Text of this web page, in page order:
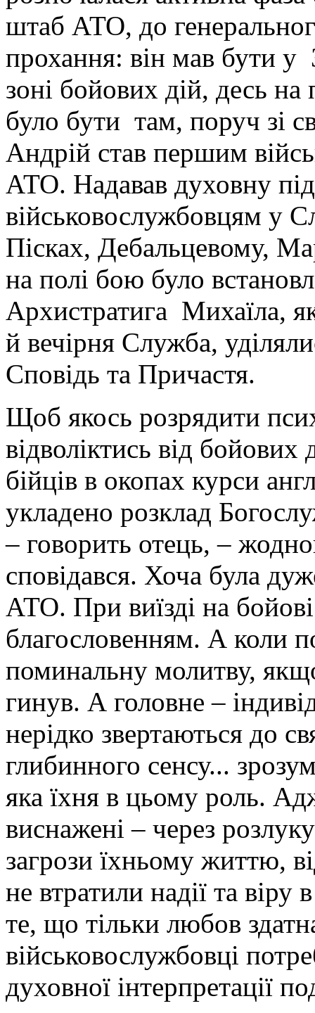
штаб АТО, до
прохання: він мав бути
зоні бойових дій, десь
було бути там, поруч зі
Андрій став першим
АТО. Надавав духовну
військовослужбовцям у
Пісках, Дебальцевому,
на полі бою було
Архистратига Михаїла,
й вечірня Служба,
Сповідь та Причастя.
Щоб якось розрядити
відволіктись від бойових
бійців в окопах курси
укладено розклад
– говорить отець, –
сповідався. Хоча була
АТО. При виїзді на
благословенням. А коли
поминальну молитву,
гинув. А головне –
нерідко звертаються до
глибинного сенсу...
яка їхня в цьому роль.
виснажені – через
загрози їхньому життю,
не втратили надії та
те, що тільки любов
військовослужбовці
духовної інтерпретації